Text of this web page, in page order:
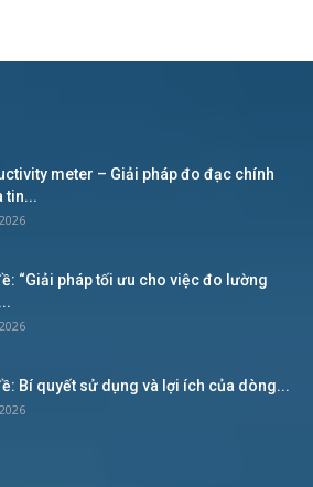
meter – Giải pháp đo đạc chính
tin...
“Giải pháp tối ưu cho việc đo lường
Bí quyết sử dụng và lợi ích của dòng...